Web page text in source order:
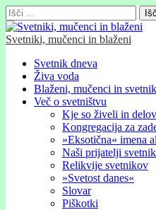
Išči:
Svetniki, mučenci in blaženi
Glavni
meni
Skip
content
Svetnik dneva
Živa voda
Blaženi, mučenci in
Več o svetništvu
Kje so živeli in
Kongregacija za
»Eksotična« imena
Naši prijatelji
Relikvije svetnikov
»Svetost danes«
Slovar
Piškotki